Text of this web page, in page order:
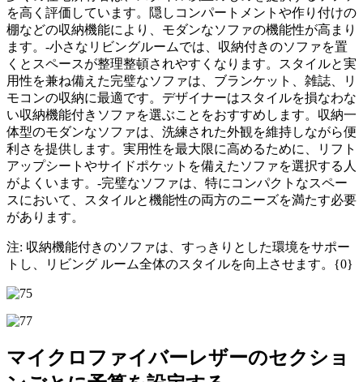
を高く評価しています。隠しコンパートメントや作り付けの
棚などの収納機能により、モダンなソファの機能性が高まり
ます。-小さなリビングルームでは、収納付きのソファを置
くとスペースが整理整頓されやすくなります。スタイルと実
用性を兼ね備えた完璧なソファは、ブランケット、雑誌、リ
モコンの収納に最適です。デザイナーはスタイルを損なわな
い収納機能付きソファを選ぶことをおすすめします。収納一
体型のモダンなソファは、洗練された外観を維持しながら便
利さを提供します。実用性を最大限に高めるために、リフト
アップシートやサイドポケットを備えたソファを選択する人
がよくいます。-完璧なソファは、特にコンパクトなスペー
スにおいて、スタイルと機能性の両方のニーズを満たす必要
があります。
注: 収納機能付きのソファは、すっきりとした環境をサポー
トし、リビング ルーム全体のスタイルを向上させます。{0}
マイクロファイバーレザーのセクショ